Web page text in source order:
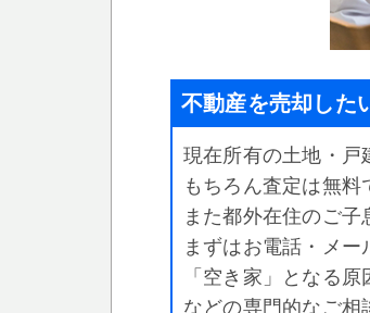
不動産を売却した
現在所有の土地・戸
もちろん査定は無料
また都外在住のご子
まずはお電話・メー
「空き家」となる
などの専門的なご